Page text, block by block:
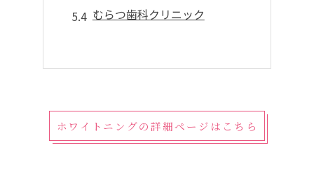
むらつ歯科クリニック
ホワイトニングの詳細ページはこちら